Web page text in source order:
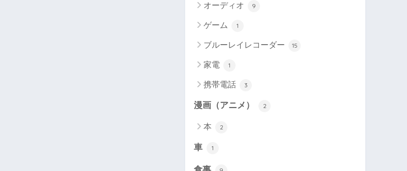
オーディオ 9
ゲーム 1
ブルーレイレコーダー 15
家電 1
携帯電話 3
漫画（アニメ） 2
本 2
車 1